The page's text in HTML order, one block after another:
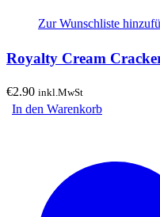
Zur Wunschliste
Royalty Cream
€2.90 inkl.MwSt
In den Warenkorb